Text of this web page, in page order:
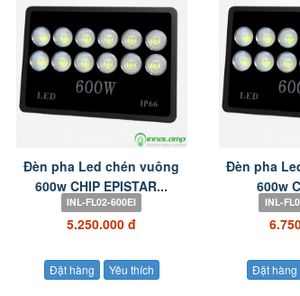
Đèn pha Led chén vuông
600w CHIP EPISTAR...
INL-FL02-600EI
5.250.000 đ
Đặt hàng Yêu thích
Đèn pha
600w
INL-
Đặt hàng